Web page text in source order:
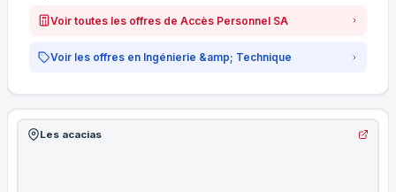
Voir toutes les offres de Accès Personnel SA
Voir les offres en Ingénierie &amp; Technique
Les acacias